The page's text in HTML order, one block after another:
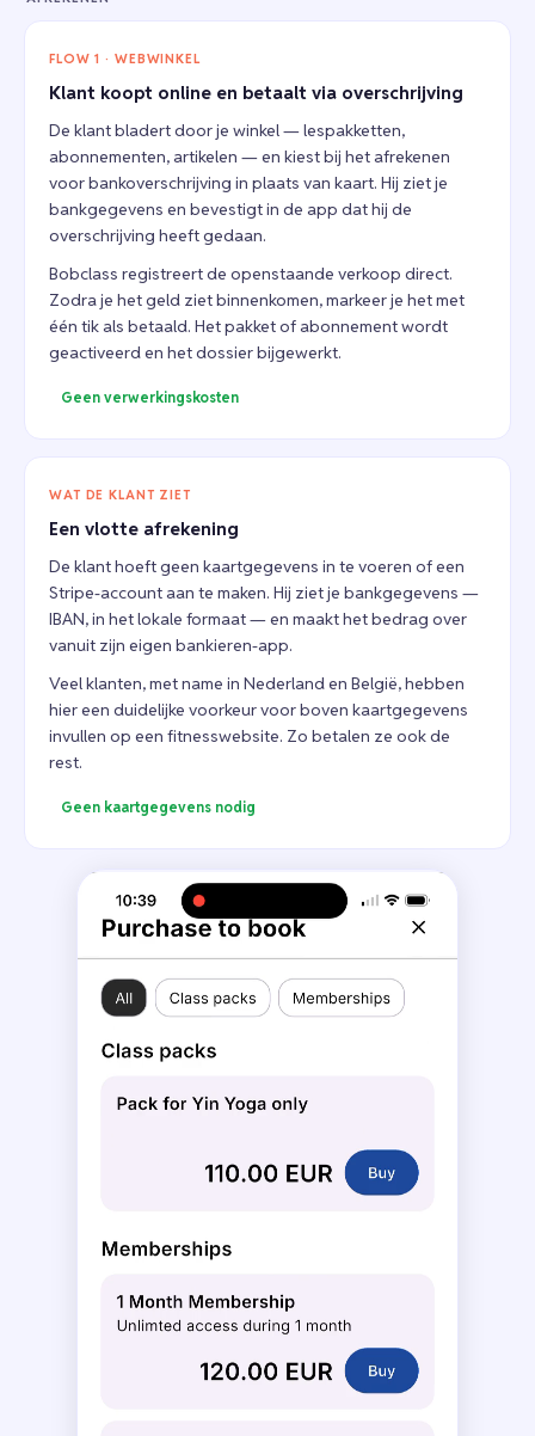
FLOW 1 · WEBWINKEL
Klant koopt online en betaalt via overschrijving
De klant bladert door je winkel — lespakketten,
abonnementen, artikelen — en kiest bij het afrekenen
voor bankoverschrijving in plaats van kaart. Hij ziet je
bankgegevens en bevestigt in de app dat hij de
overschrijving heeft gedaan.
Bobclass registreert de openstaande verkoop direct.
Zodra je het geld ziet binnenkomen, markeer je het met
één tik als betaald. Het pakket of abonnement wordt
geactiveerd en het dossier bijgewerkt.
Geen verwerkingskosten
WAT DE KLANT ZIET
Een vlotte afrekening
De klant hoeft geen kaartgegevens in te voeren of een
Stripe-account aan te maken. Hij ziet je bankgegevens —
IBAN, in het lokale formaat — en maakt het bedrag over
vanuit zijn eigen bankieren-app.
Veel klanten, met name in Nederland en België, hebben
hier een duidelijke voorkeur voor boven kaartgegevens
invullen op een fitnesswebsite. Zo betalen ze ook de
rest.
Geen kaartgegevens nodig